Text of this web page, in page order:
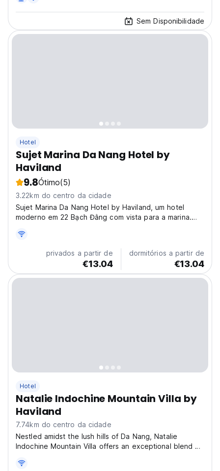
Sem Disponibilidade
Hotel
Sujet Marina Da Nang Hotel by
Haviland
9.8Ótimo(5)
3.22km do centro da cidade
Sujet Marina Da Nang Hotel by Haviland, um hotel
moderno em 22 Bạch Đằng com vista para a marina.
Hotel elegante para explorar Da Nang! (Auto-translated
privados a partir de
€13.04
dormitórios a partir de
€13.04
Hotel
Natalie Indochine Mountain Villa by
Haviland
7.74km do centro da cidade
Nestled amidst the lush hills of Da Nang, Natalie
Indochine Mountain Villa offers an exceptional blend of
Surrounded by nature yet conveniently connected to